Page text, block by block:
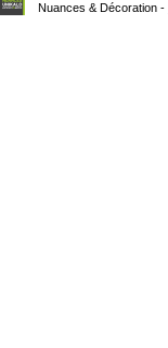
Nuances & Décoration -